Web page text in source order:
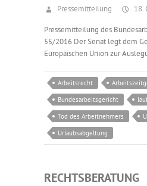
Pressemitteilung 18.
Pressemitteilung des
55/2016 Der Senat legt dem
Europäischen Union zur
Arbeitsrecht
Bundesarbeitsgericht
Tod des Arbeitnehmers
Urlaubsabgeltung
RECHTSBERATUNG